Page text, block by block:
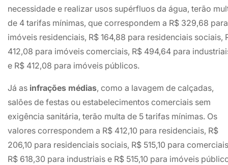
necessidade e realizar usos supérfluos da água, terão
de 4 tarifas mínimas, que correspondem a R$ 329,68 para
imóveis residenciais, R$ 164,88 para residenciais sociais,
412,08 para imóveis comerciais, R$ 494,64 para
e R$ 412,08 para imóveis públicos.
Já as infrações médias, como a lavagem de calçadas,
salões de festas ou estabelecimentos comerciais sem
exigência sanitária, terão multa de 5 tarifas mínimas. Os
valores correspondem a R$ 412,10 para residenciais, R$
206,10 para residenciais sociais, R$ 515,10 para
R$ 618,30 para industriais e R$ 515,10 para imóveis